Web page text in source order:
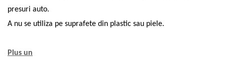
presuri auto.
A nu se utiliza pe suprafete din plastic sau piele.
Plus un